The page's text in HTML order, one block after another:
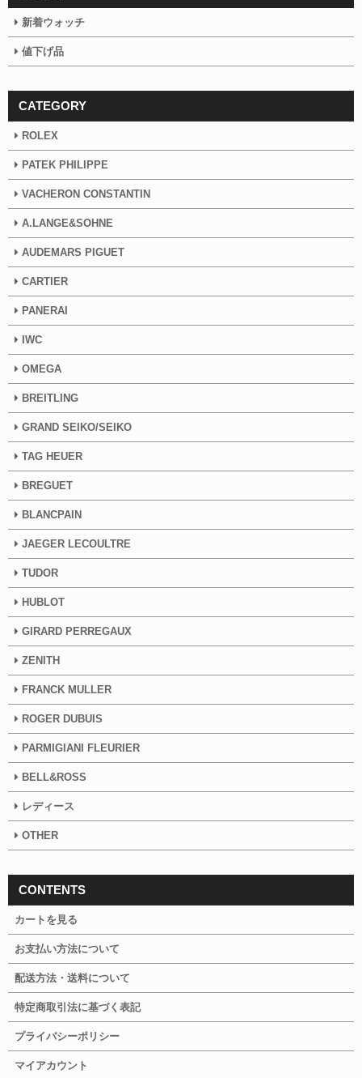
新着ウォッチ
値下げ品
CATEGORY
ROLEX
PATEK PHILIPPE
VACHERON CONSTANTIN
A.LANGE&SOHNE
AUDEMARS PIGUET
CARTIER
PANERAI
IWC
OMEGA
BREITLING
GRAND SEIKO/SEIKO
TAG HEUER
BREGUET
BLANCPAIN
JAEGER LECOULTRE
TUDOR
HUBLOT
GIRARD PERREGAUX
ZENITH
FRANCK MULLER
ROGER DUBUIS
PARMIGIANI FLEURIER
BELL&ROSS
レディース
OTHER
CONTENTS
カートを見る
お支払い方法について
配送方法・送料について
特定商取引法に基づく表記
プライバシーポリシー
マイアカウント